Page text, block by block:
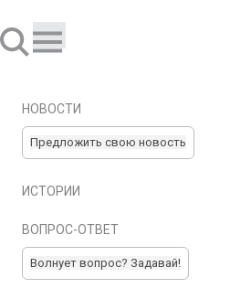
НОВОСТИ
Предложить свою новость
ИСТОРИИ
ВОПРОС-ОТВЕТ
Волнует вопрос? Задавай!